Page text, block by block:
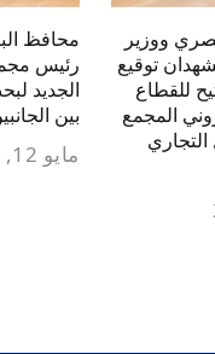
ووزير
توقيع
للقطاع
المجمع
محافظ
رئيس
الجديد
بين
مايو 12, 2026